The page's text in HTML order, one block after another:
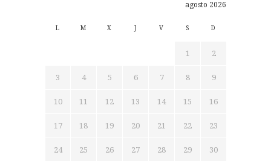
agosto 2026
L M X V S D
1 2
3 4 5 6 7 8 9
10 11 12 13 14 15 16
17 18 19 20 21 22 23
24 25 26 27 28 29 30